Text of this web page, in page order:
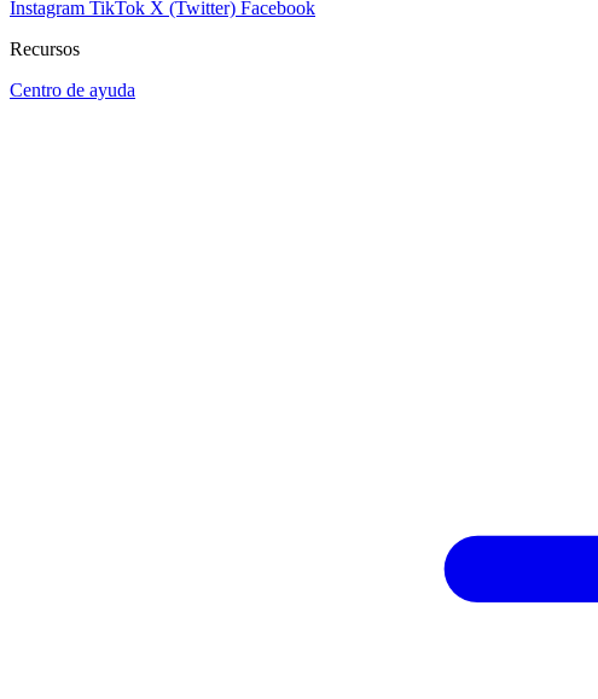
Instagram TikTok X (Twitter) Facebook
Recursos
Centro de ayuda